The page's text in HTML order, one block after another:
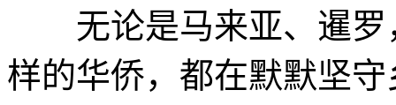
无论是马来亚、暹罗
样的华侨，都在默默坚